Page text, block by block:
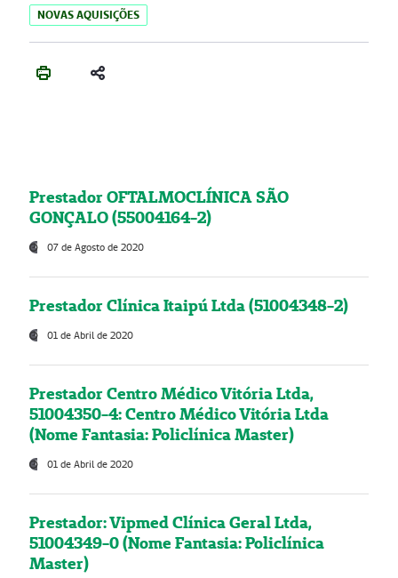
NOVAS AQUISIÇÕES
Prestador OFTALMOCLÍNICA SÃO
GONÇALO (55004164-2)
07 de Agosto de 2020
Prestador Clínica Itaipú Ltda (51004348-2)
01 de Abril de 2020
Prestador Centro Médico Vitória Ltda,
51004350-4: Centro Médico Vitória Ltda
(Nome Fantasia: Policlínica Master)
01 de Abril de 2020
Prestador: Vipmed Clínica Geral Ltda,
51004349-0 (Nome Fantasia: Policlínica
Master)